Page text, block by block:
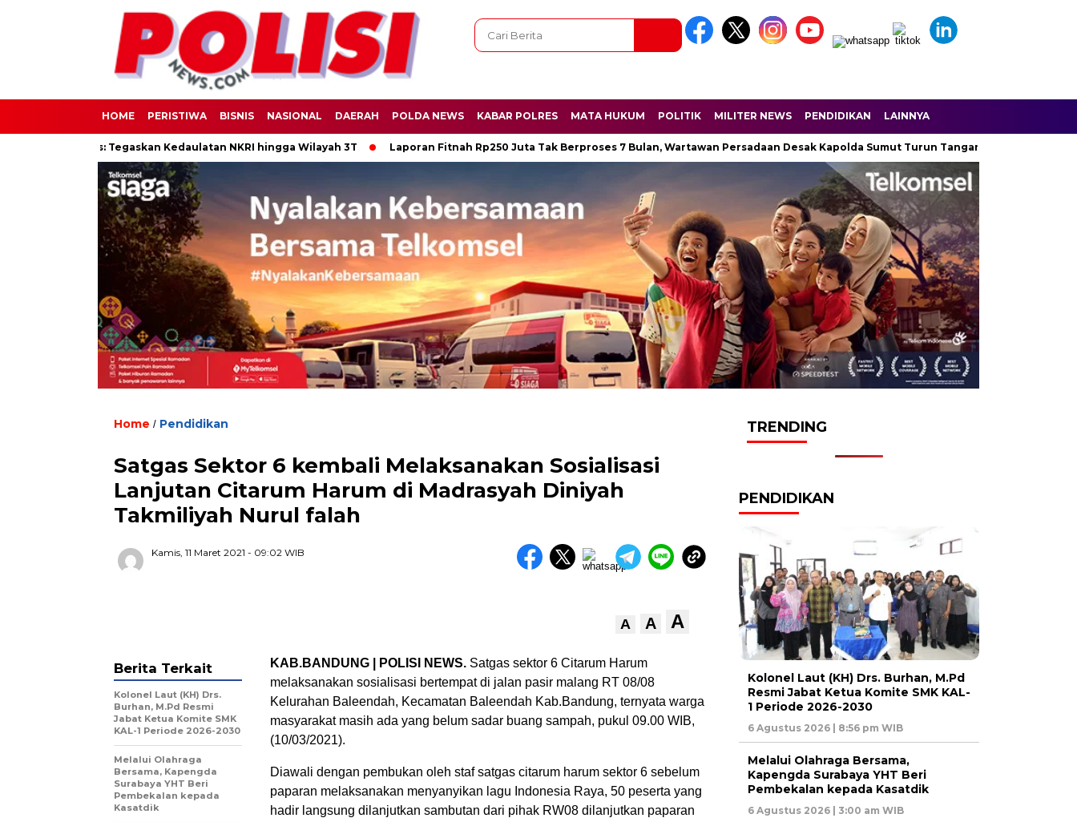
HOME PERISTIWA BISNIS NASIONAL DAERAH POLDA NEWS KABAR POLRES MATA HUKUM POLITIK MILITER NEWS PENDIDIKAN LAINNYA
Raas: Tegaskan Kedaulatan NKRI hingga Wilayah 3T Laporan Fitnah Rp250 Juta Tak Berproses 7 Bulan, Wartawan Persadaan Desak Kapolda Sumut Turun Tangan Dobrak Narkoba di
Home / Pendidikan
Satgas Sektor 6 kembali Melaksanakan Sosialisasi
Lanjutan Citarum Harum di Madrasyah Diniyah
Takmiliyah Nurul falah
Kamis, 11 Maret 2021 - 09:02 WIB
A A A
KAB.BANDUNG | POLISI NEWS. Satgas sektor 6 Citarum Harum
melaksanakan sosialisasi bertempat di jalan pasir malang RT 08/08
Kelurahan Baleendah, Kecamatan Baleendah Kab.Bandung, ternyata warga
masyarakat masih ada yang belum sadar buang sampah, pukul 09.00 WIB,
(10/03/2021).
Diawali dengan pembukan oleh staf satgas citarum harum sektor 6 sebelum
paparan melaksanakan menyanyikan lagu Indonesia Raya, 50 peserta yang
hadir langsung dilanjutkan sambutan dari pihak RW08 dilanjutkan paparan
Berita Terkait
Kolonel Laut (KH) Drs.
Burhan, M.Pd Resmi
Jabat Ketua Komite SMK
KAL-1 Periode 2026-2030
Melalui Olahraga
Bersama, Kapengda
Surabaya YHT Beri
Pembekalan kepada
Kasatdik
TRENDING
PENDIDIKAN
Kolonel Laut (KH) Drs. Burhan, M.Pd
Resmi Jabat Ketua Komite SMK KAL-
1 Periode 2026-2030
6 Agustus 2026 | 8:56 pm WIB
Melalui Olahraga Bersama,
Kapengda Surabaya YHT Beri
Pembekalan kepada Kasatdik
6 Agustus 2026 | 3:00 am WIB